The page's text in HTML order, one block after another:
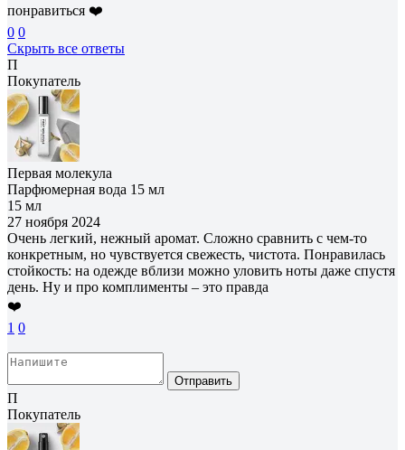
понравиться ❤️
0 0
Скрыть все ответы
П
Покупатель
Первая молекула
Парфюмерная вода 15 мл
15 мл
27 ноября 2024
Очень легкий, нежный аромат. Сложно сравнить с чем-то
конкретным, но чувствуется свежесть, чистота. Понравилась
стойкость: на одежде вблизи можно уловить ноты даже спустя
день. Ну и про комплименты – это правда
❤️
1 0
Отправить
П
Покупатель